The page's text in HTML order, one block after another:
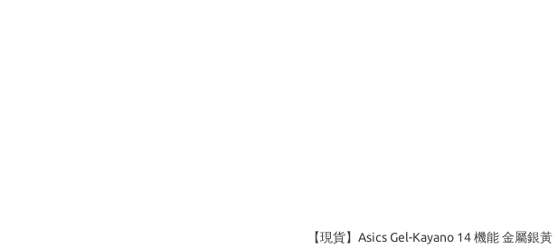
【現貨】Asics Gel-Kayano 14 機能 金屬銀黃